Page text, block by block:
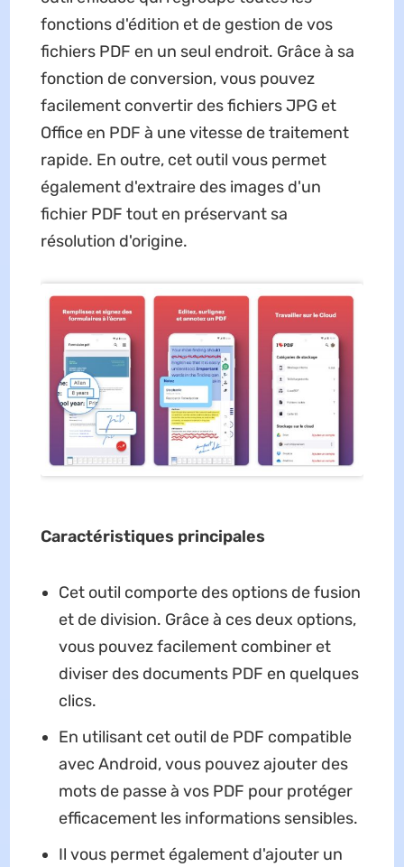
fonctions d'édition et de gestion de vos
fichiers PDF en un seul endroit. Grâce à sa
fonction de conversion, vous pouvez
facilement convertir des fichiers JPG et
Office en PDF à une vitesse de traitement
rapide. En outre, cet outil vous permet
également d'extraire des images d'un
fichier PDF tout en préservant sa
résolution d'origine.
Caractéristiques principales
Cet outil comporte des options de fusion
et de division. Grâce à ces deux options,
vous pouvez facilement combiner et
diviser des documents PDF en quelques
clics.
En utilisant cet outil de PDF compatible
avec Android, vous pouvez ajouter des
mots de passe à vos PDF pour protéger
efficacement les informations sensibles.
Il vous permet également d'ajouter un